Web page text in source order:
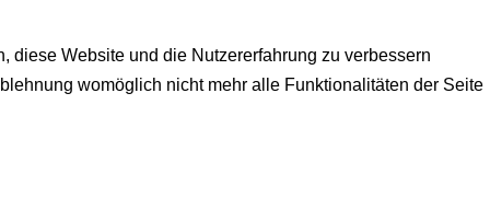
diese Website und die Nutzererfahrung zu verbessern
womöglich nicht mehr alle Funktionalitäten der Seite